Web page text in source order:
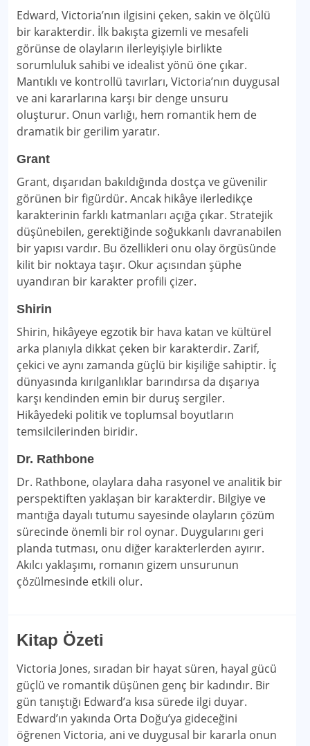
Edward, Victoria’nın ilgisini çeken, sakin ve ölçülü
bir karakterdir. İlk bakışta gizemli ve mesafeli
görünse de olayların ilerleyişiyle birlikte
sorumluluk sahibi ve idealist yönü öne çıkar.
Mantıklı ve kontrollü tavırları, Victoria’nın duygusal
ve ani kararlarına karşı bir denge unsuru
oluşturur. Onun varlığı, hem romantik hem de
dramatik bir gerilim yaratır.
Grant
Grant, dışarıdan bakıldığında dostça ve güvenilir
görünen bir figürdür. Ancak hikâye ilerledikçe
karakterinin farklı katmanları açığa çıkar. Stratejik
düşünebilen, gerektiğinde soğukkanlı davranabilen
bir yapısı vardır. Bu özellikleri onu olay örgüsünde
kilit bir noktaya taşır. Okur açısından şüphe
uyandıran bir karakter profili çizer.
Shirin
Shirin, hikâyeye egzotik bir hava katan ve kültürel
arka planıyla dikkat çeken bir karakterdir. Zarif,
çekici ve aynı zamanda güçlü bir kişiliğe sahiptir. İç
dünyasında kırılganlıklar barındırsa da dışarıya
karşı kendinden emin bir duruş sergiler.
Hikâyedeki politik ve toplumsal boyutların
temsilcilerinden biridir.
Dr. Rathbone
Dr. Rathbone, olaylara daha rasyonel ve analitik bir
perspektiften yaklaşan bir karakterdir. Bilgiye ve
mantığa dayalı tutumu sayesinde olayların çözüm
sürecinde önemli bir rol oynar. Duygularını geri
planda tutması, onu diğer karakterlerden ayırır.
Akılcı yaklaşımı, romanın gizem unsurunun
çözülmesinde etkili olur.
Kitap Özeti
Victoria Jones, sıradan bir hayat süren, hayal gücü
güçlü ve romantik düşünen genç bir kadındır. Bir
gün tanıştığı Edward’a kısa sürede ilgi duyar.
Edward’ın yakında Orta Doğu’ya gideceğini
öğrenen Victoria, ani ve duygusal bir kararla onun